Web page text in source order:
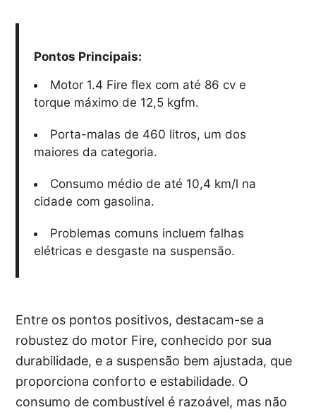
Pontos Principais:
Motor 1.4 Fire flex com até 86 cv e
torque máximo de 12,5 kgfm.
Porta-malas de 460 litros, um dos
maiores da categoria.
Consumo médio de até 10,4 km/l na
cidade com gasolina.
Problemas comuns incluem falhas
elétricas e desgaste na suspensão.
Entre os pontos positivos, destacam-se a
robustez do motor Fire, conhecido por sua
durabilidade, e a suspensão bem ajustada, que
proporciona conforto e estabilidade. O
consumo de combustível é razoável, mas não